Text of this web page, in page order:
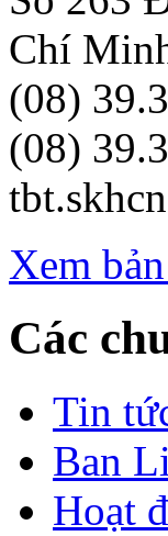
Chí
(08)
(08)
Xem
Các
Tin
Ban
Hoạt